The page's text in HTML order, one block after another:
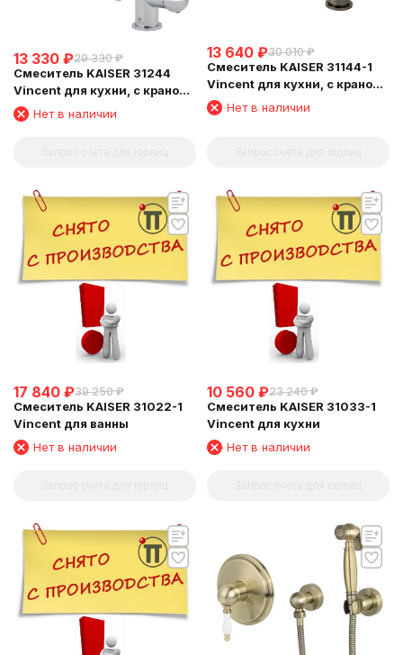
13 330 ₽29 330 ₽
Смеситель KAISER 31244
Vincent для кухни, с краном
для питьевой воды, хром
Нет в наличии
13 640 ₽30 010 ₽
Смеситель KAISER 31144-1
Vincent для кухни, с краном
для питьевой воды, бронза
состаренная
Нет в наличии
17 840 ₽39 250 ₽
Смеситель KAISER 31022-1
Vincent для ванны
Нет в наличии
10 560 ₽23 240 ₽
Смеситель KAISER 31033-1
Vincent для кухни
Нет в наличии